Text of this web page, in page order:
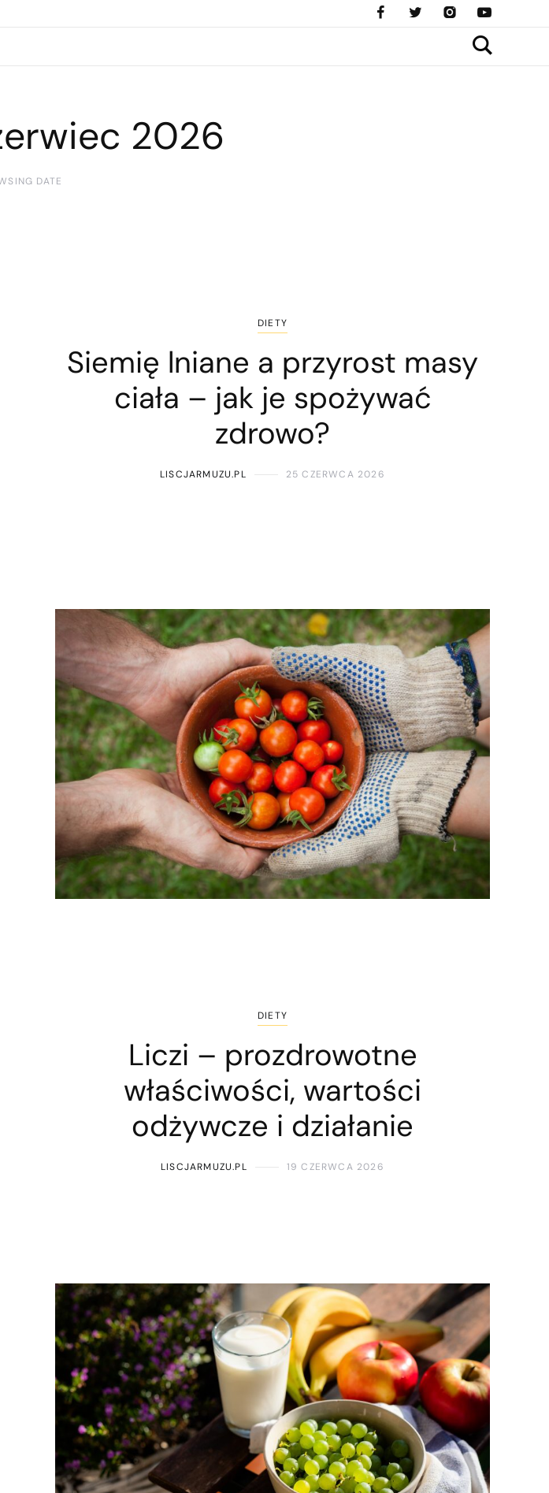
2026
DATE
DIETY
Siemię lniane a przyrost masy
ciała – jak je spożywać
zdrowo?
LISCJARMUZU.PL 25 CZERWCA 2026
DIETY
Liczi – prozdrowotne
właściwości, wartości
odżywcze i działanie
LISCJARMUZU.PL 19 CZERWCA 2026